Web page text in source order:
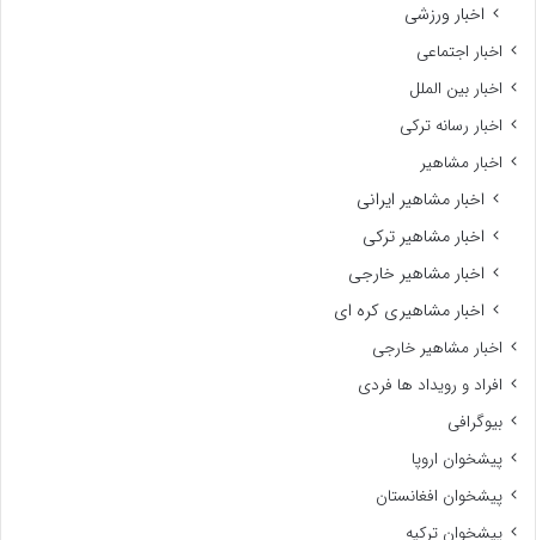
اخبار ورزشی
اخبار اجتماعی
اخبار بین الملل
اخبار رسانه ترکی
اخبار مشاهیر
اخبار مشاهیر ایرانی
اخبار مشاهیر ترکی
اخبار مشاهیر خارجی
اخبار مشاهیری کره ای
اخبار مشاهیر خارجی
افراد و رویداد ها فردی
بیوگرافی
پیشخوان اروپا
پیشخوان افغانستان
پیشخوان ترکیه